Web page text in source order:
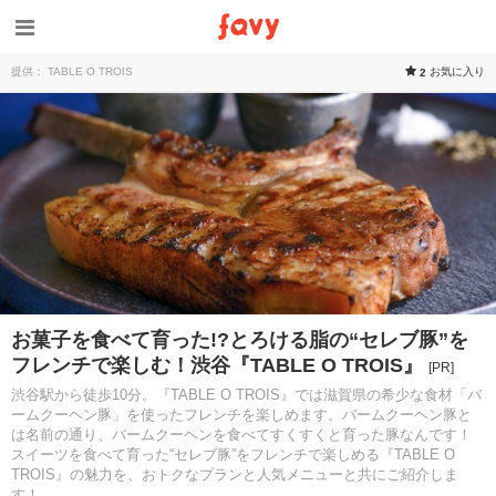
提供： TABLE O TROIS 2 お気に入り
お菓子を食べて育った!?とろける脂の“セレブ豚”を
フレンチで楽しむ！渋谷『TABLE O TROIS』
[PR]
渋谷駅から徒歩10分。『TABLE O TROIS』では滋賀県の希少な食材「バ
ームクーヘン豚」を使ったフレンチを楽しめます。バームクーヘン豚と
は名前の通り、バームクーヘンを食べてすくすくと育った豚なんです！
スイーツを食べて育った“セレブ豚”をフレンチで楽しめる『TABLE O
TROIS』の魅力を、おトクなプランと人気メニューと共にご紹介しま